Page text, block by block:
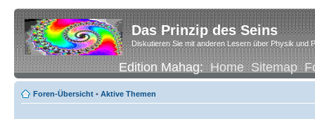
Das Prinzip des Seins
Diskutieren Sie mit anderen Lesern über Physik und
Edition Mahag:Home Sitemap
Foren-Übersicht • Aktive Themen